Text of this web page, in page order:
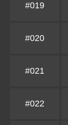
#019
#020
#021
#022